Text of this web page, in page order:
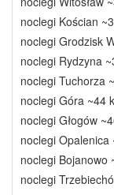
noclegi Kościan
noclegi Grodzisk
noclegi Rydzyna
noclegi Tuchorza
noclegi Góra ~44
noclegi Głogów
noclegi Opalenica
noclegi Bojanowo
noclegi